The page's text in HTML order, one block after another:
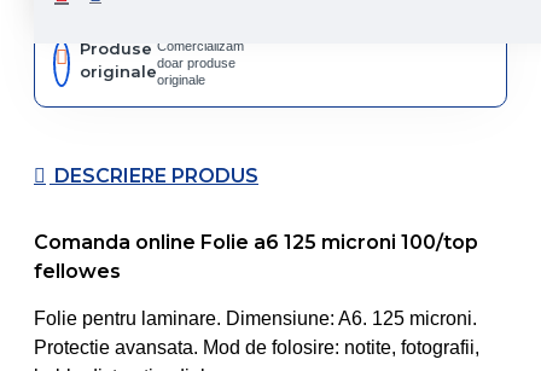
Produse
originale
Comercializam
doar produse
originale
DESCRIERE PRODUS
Comanda online Folie a6 125 microni 100/top
fellowes
Folie pentru laminare. Dimensiune: A6. 125 microni.
Protectie avansata. Mod de folosire: notite, fotografii,